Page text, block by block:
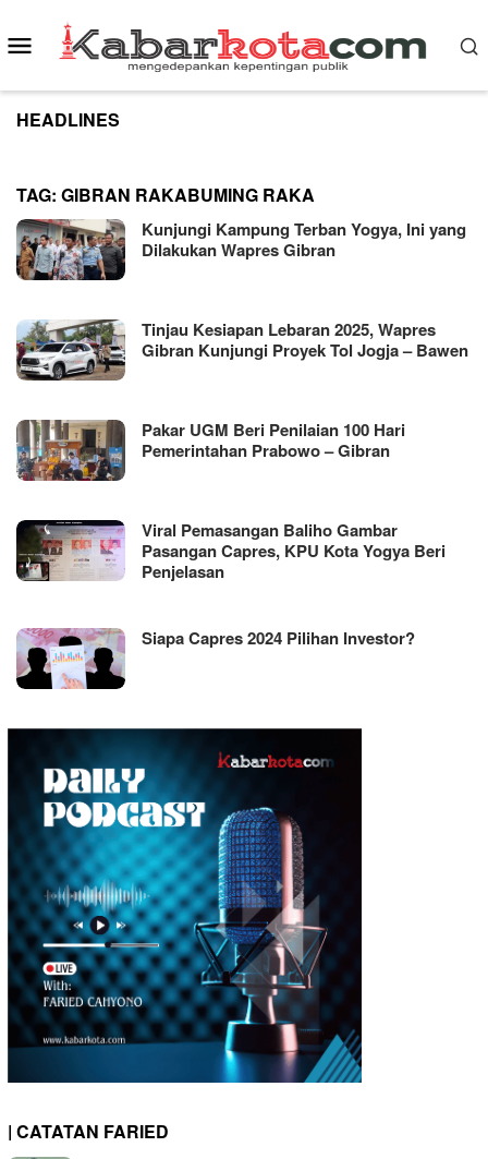
to
content
Mobile
Menu
HEADLINES
TAG: GIBRAN RAKABUMING RAKA
Kunjungi Kampung Terban Yogya, Ini yang
Dilakukan Wapres Gibran
Tinjau Kesiapan Lebaran 2025, Wapres
Gibran Kunjungi Proyek Tol Jogja – Bawen
Pakar UGM Beri Penilaian 100 Hari
Pemerintahan Prabowo – Gibran
Viral Pemasangan Baliho Gambar
Pasangan Capres, KPU Kota Yogya Beri
Penjelasan
Siapa Capres 2024 Pilihan Investor?
| CATATAN FARIED